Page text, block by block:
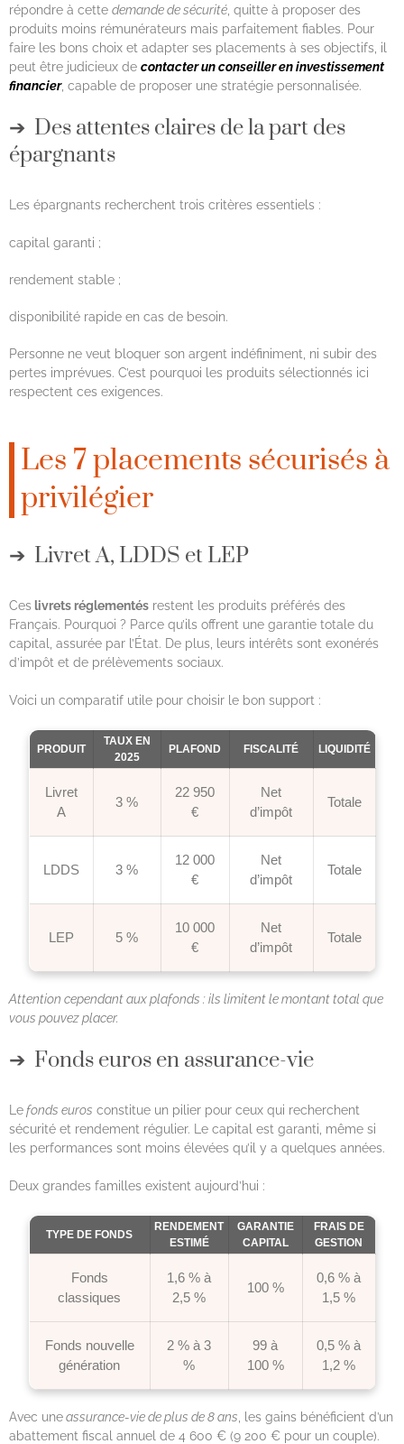
répondre à cette demande de sécurité , quitte à proposer des
produits moins rémunérateurs mais parfaitement fiables. Pour
faire les bons choix et adapter ses placements à ses objectifs, il
peut être judicieux de contacter un conseiller en investissement
financier, capable de proposer une stratégie personnalisée.
Des attentes claires de la part des
épargnants
Les épargnants recherchent trois critères essentiels :
capital garanti ;
rendement stable ;
disponibilité rapide en cas de besoin.
Personne ne veut bloquer son argent indéfiniment, ni subir des
pertes imprévues. C’est pourquoi les produits sélectionnés ici
respectent ces exigences.
Les 7 placements sécurisés à
privilégier
Livret A, LDDS et LEP
Ces livrets réglementés restent les produits préférés des
Français. Pourquoi ? Parce qu’ils offrent une garantie totale du
capital, assurée par l’État. De plus, leurs intérêts sont exonérés
d’impôt et de prélèvements sociaux.
Voici un comparatif utile pour choisir le bon support :
PRODUIT
TAUX EN
2025
PLAFOND FISCALITÉ LIQUIDITÉ
Livret
A
3 %
22 950
€
Net
d’impôt
Totale
LDDS 3 %
12 000
€
Net
d’impôt
Totale
LEP 5 %
10 000
€
Net
d’impôt
Totale
Attention cependant aux plafonds : ils limitent le montant total que
vous pouvez placer.
Fonds euros en assurance-vie
Lefonds euros constitue un pilier pour ceux qui recherchent
sécurité et rendement régulier. Le capital est garanti, même si
les performances sont moins élevées qu’il y a quelques années.
Deux grandes familles existent aujourd’hui :
TYPE DE FONDS
RENDEMENT
ESTIMÉ
GARANTIE
CAPITAL
FRAIS DE
GESTION
Fonds
classiques
1,6 % à
2,5 %
100 %
0,6 % à
1,5 %
Fonds nouvelle
génération
2 % à 3
%
99 à
100 %
0,5 % à
1,2 %
Avec uneassurance-vie de plus de 8 ans , les gains bénéficient d’un
abattement fiscal annuel de 4 600 € (9 200 € pour un couple).